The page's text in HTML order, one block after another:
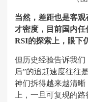
当然，差距也是客
才密度，目前国内
RSI的探索上，眼下
但历史经验告诉我们
后”的追赶速度往往
神们拆得越来越清晰
上，一旦可复现的